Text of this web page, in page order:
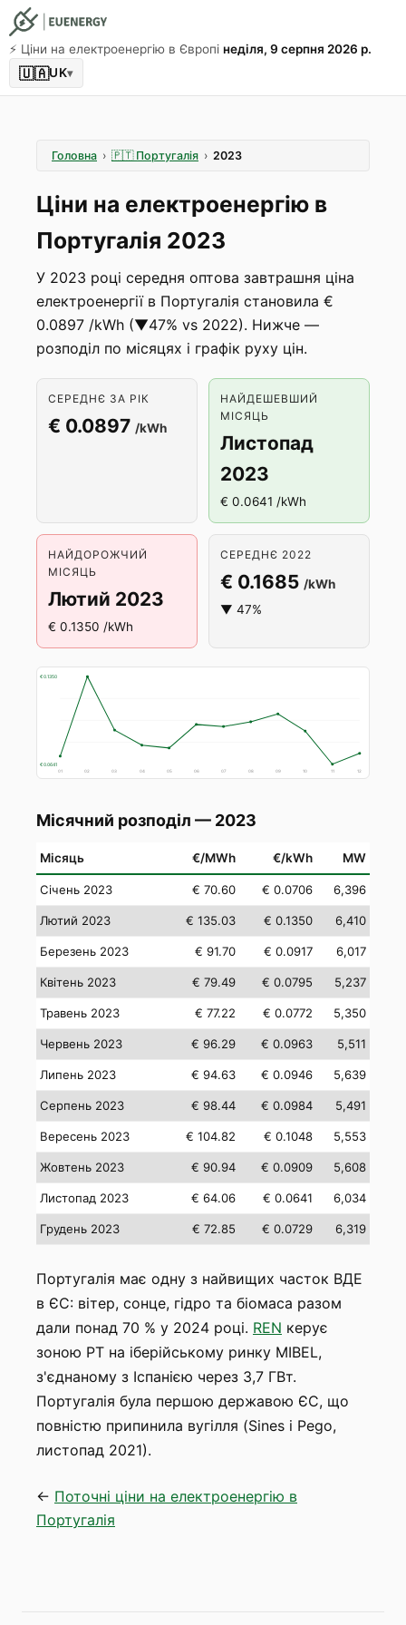
⚡️ Ціни на електроенергію в Європі неділя, 9 серпня 2026 р.
🇺🇦UK▾
Головна › 🇵🇹 Португалія › 2023
Ціни на електроенергію в
Португалія 2023
У 2023 році середня оптова завтрашня ціна
електроенергії в Португалія становила €
0.0897 /kWh (▼47% vs 2022). Нижче —
розподіл по місяцях і графік руху цін.
СЕРЕДНЄ ЗА РІК
€ 0.0897 /kWh
НАЙДЕШЕВШИЙ
МІСЯЦЬ
Листопад
2023
€ 0.0641 /kWh
НАЙДОРОЖЧИЙ
МІСЯЦЬ
Лютий 2023
€ 0.1350 /kWh
СЕРЕДНЄ 2022
€ 0.1685 /kWh
▼ 47%
€ 0.1350
€ 0.0641
01 02 03 04 05 06 07 08 09 10 11 12
Місячний розподіл — 2023
Місяць €/MWh €/kWh MW
Січень 2023 € 70.60 € 0.0706 6,396
Лютий 2023 € 135.03 € 0.1350 6,410
Березень 2023 € 91.70 € 0.0917 6,017
Квітень 2023 € 79.49 € 0.0795 5,237
Травень 2023 € 77.22 € 0.0772 5,350
Червень 2023 € 96.29 € 0.0963 5,511
Липень 2023 € 94.63 € 0.0946 5,639
Серпень 2023 € 98.44 € 0.0984 5,491
Вересень 2023 € 104.82 € 0.1048 5,553
Жовтень 2023 € 90.94 € 0.0909 5,608
Листопад 2023 € 64.06 € 0.0641 6,034
Грудень 2023 € 72.85 € 0.0729 6,319
Португалія має одну з найвищих часток ВДЕ
в ЄС: вітер, сонце, гідро та біомаса разом
дали понад 70 % у 2024 році. REN керує
зоною PT на іберійському ринку MIBEL,
з'єднаному з Іспанією через 3,7 ГВт.
Португалія була першою державою ЄС, що
повністю припинила вугілля (Sines і Pego,
листопад 2021).
← Поточні ціни на електроенергію в
Португалія